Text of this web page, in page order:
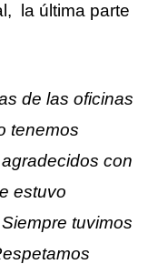
la última parte
de las oficinas
tenemos
con
estuvo
tuvimos